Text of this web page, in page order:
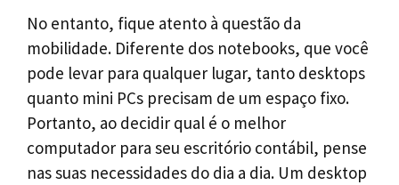
No entanto, fique atento à questão da
mobilidade. Diferente dos notebooks, que você
pode levar para qualquer lugar, tanto desktops
quanto mini PCs precisam de um espaço fixo.
Portanto, ao decidir qual é o melhor
computador para seu escritório contábil, pense
nas suas necessidades do dia a dia. Um desktop